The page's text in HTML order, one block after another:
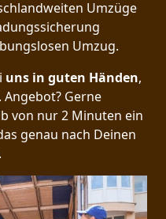
Umzüge
Umzug.
uns in guten Händen,
Gerne
von nur 2 Minuten ein
genau nach Deinen